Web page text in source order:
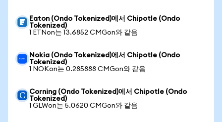
Eaton (Ondo Tokenized)에서 Chipotle (Ondo
Tokenized)
1 ETNon는 13.6852 CMGon와 같음
Nokia (Ondo Tokenized)에서 Chipotle (Ondo
Tokenized)
1 NOKon는 0.285888 CMGon와 같음
Corning (Ondo Tokenized)에서 Chipotle (Ondo
Tokenized)
1 GLWon는 5.0620 CMGon와 같음